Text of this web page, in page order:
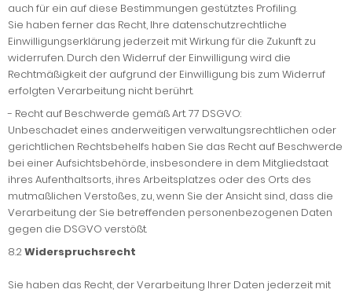
auch für ein auf diese Bestimmungen gestütztes Profiling.
Sie haben ferner das Recht, Ihre datenschutzrechtliche
Einwilligungserklärung jederzeit mit Wirkung für die Zukunft zu
widerrufen. Durch den Widerruf der Einwilligung wird die
Rechtmäßigkeit der aufgrund der Einwilligung bis zum Widerruf
erfolgten Verarbeitung nicht berührt.
- Recht auf Beschwerde gemäß Art. 77 DSGVO:
Unbeschadet eines anderweitigen verwaltungsrechtlichen oder
gerichtlichen Rechtsbehelfs haben Sie das Recht auf Beschwerde
bei einer Aufsichtsbehörde, insbesondere in dem Mitgliedstaat
ihres Aufenthaltsorts, ihres Arbeitsplatzes oder des Orts des
mutmaßlichen Verstoßes, zu, wenn Sie der Ansicht sind, dass die
Verarbeitung der Sie betreffenden personenbezogenen Daten
gegen die DSGVO verstößt.
8.2Widerspruchsrecht
Sie haben das Recht, der Verarbeitung Ihrer Daten jederzeit mit